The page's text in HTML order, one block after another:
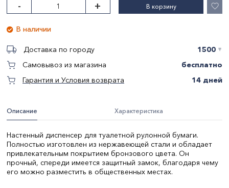
Описание Характеристика
Настенный диспенсер для туалетной рулонной бумаги.
Полностью изготовлен из нержавеющей стали и обладает
привлекательным покрытием бронзового цвета. Он
прочный, спереди имеется защитный замок, благодаря чему
его можно разместить в общественных местах.
- + В корзину
В наличии
Доставка по городу 1500 〒
Самовывоз из магазина
бесплатно
Гарантия и Условия возврата
14 дней